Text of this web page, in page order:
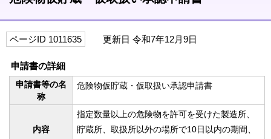
ページID 1011635 更新日 令和7年12月9日
申請書の詳細
申請書等の名
称
危険物仮貯蔵・仮取扱い承認申請書
内容
指定数量以上の危険物を許可を受けた製造所、
貯蔵所、取扱所以外の場所で10日以内の期間、